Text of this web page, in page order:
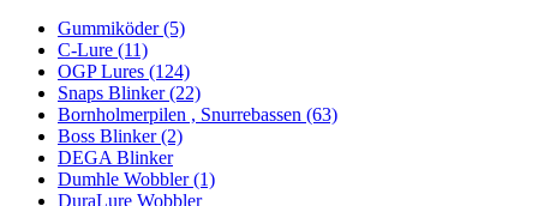
Gummiköder (5)
C-Lure (11)
OGP Lures (124)
Snaps Blinker (22)
Bornholmerpilen , Snurrebassen (63)
Boss Blinker (2)
DEGA Blinker
Dumhle Wobbler (1)
DuraLure Wobbler